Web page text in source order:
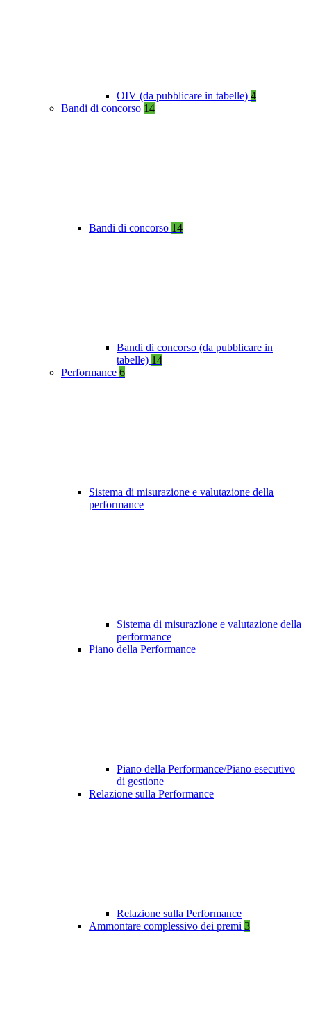
OIV (da pubblicare in tabelle) 4
Bandi di concorso 14
Bandi di concorso 14
Bandi di concorso (da pubblicare in
tabelle) 14
Performance 6
Sistema di misurazione e valutazione della
performance
Sistema di misurazione e valutazione della
performance
Piano della Performance
Piano della Performance/Piano esecutivo
di gestione
Relazione sulla Performance
Relazione sulla Performance
Ammontare complessivo dei premi 3